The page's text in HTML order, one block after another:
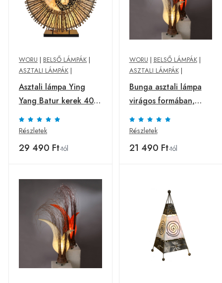
WORU | BELSŐ LÁMPÁK |
ASZTALI LÁMPÁK |
Asztali lámpa Ying
Yang Batur kerek 40
cm barna
Részletek
29 490 Ft-tól
WORU | BELSŐ LÁMPÁK|
ASZTALI LÁMPÁK|
Bunga asztali lámpa
virágos formában,
krém
Részletek
21 490 Ft-tól